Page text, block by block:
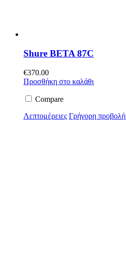
Shure BETA 87C
€370.00
Προσθήκη στο καλάθι
Compare
Λεπτομέρειες Γρήγορη προβολή